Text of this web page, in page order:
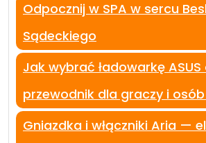
Odpocznij w SPA w sercu
Sądeckiego
Jak wybrać ładowarkę
przewodnik dla graczy i
Gniazdka i włączniki Aria —